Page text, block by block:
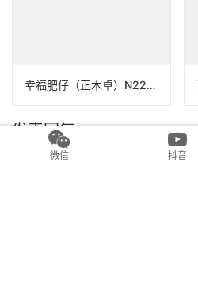
幸福肥仔（正木卓）N22A133
发表回复
要发表评论，您必须先 。
微信 抖音